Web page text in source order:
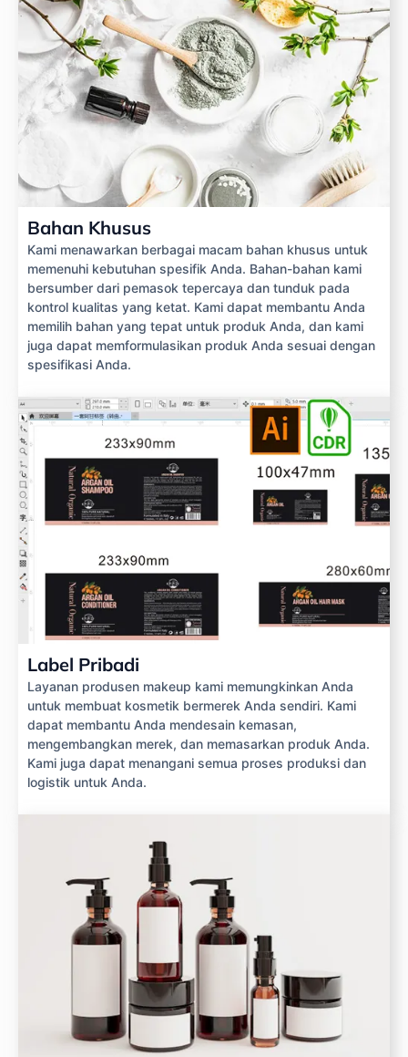
Bahan Khusus
Kami menawarkan berbagai macam bahan khusus untuk
memenuhi kebutuhan spesifik Anda. Bahan-bahan kami
bersumber dari pemasok tepercaya dan tunduk pada
kontrol kualitas yang ketat. Kami dapat membantu Anda
memilih bahan yang tepat untuk produk Anda, dan kami
juga dapat memformulasikan produk Anda sesuai dengan
spesifikasi Anda.
Label Pribadi
Layanan produsen makeup kami memungkinkan Anda
untuk membuat kosmetik bermerek Anda sendiri. Kami
dapat membantu Anda mendesain kemasan,
mengembangkan merek, dan memasarkan produk Anda.
Kami juga dapat menangani semua proses produksi dan
logistik untuk Anda.